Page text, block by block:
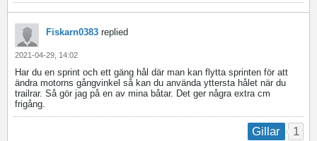
Fiskarn0383 replied
2021-04-29, 14:02
Har du en sprint och ett gäng hål där man kan flytta sprinten för att
ändra motorns gångvinkel så kan du använda yttersta hålet när du
trailrar. Så gör jag på en av mina båtar. Det ger några extra cm
frigång.
Gillar 1